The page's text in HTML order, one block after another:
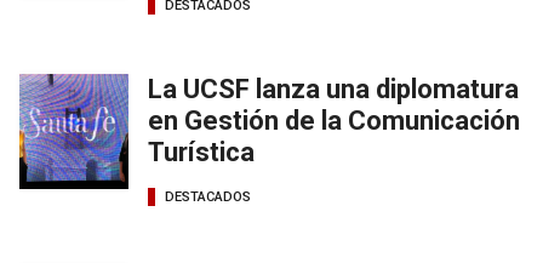
DESTACADOS
La UCSF lanza una diplomatura
en Gestión de la Comunicación
Turística
DESTACADOS